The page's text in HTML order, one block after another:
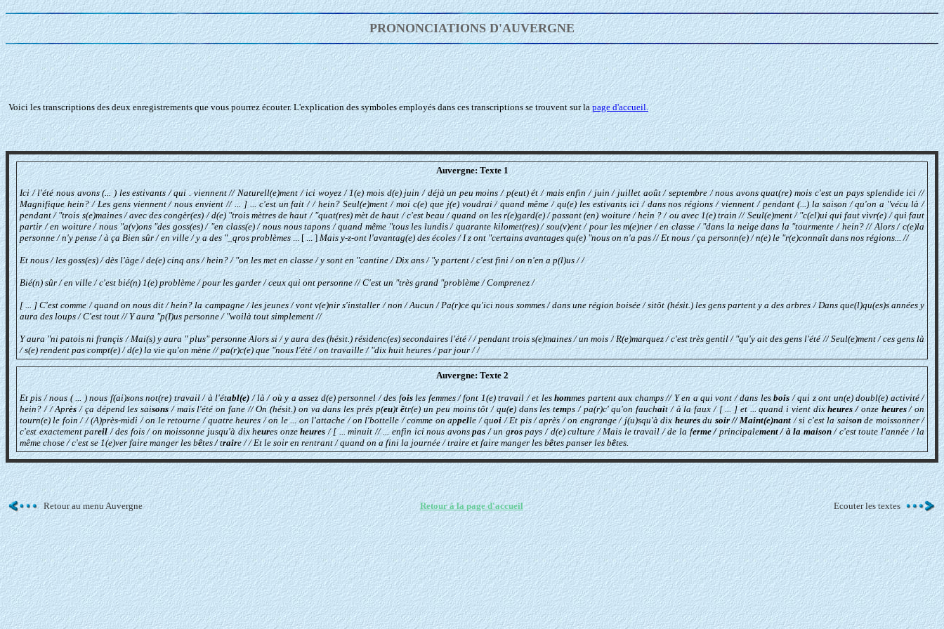
PRONONCIATIONS D'AUVERGNE
Voici les transcriptions des deux enregistrements que vous pourrez écouter. L'explication des symboles employés dans ces transcriptions se trouvent sur lapage d'accueil.
Auvergne: Texte 1
Ici / l'été nous avons (... ) les estivants / qui . viennent // Naturell(e)ment / ici woyez / 1(e) mois d(e) juin / déjà un peu moins / p(eut) ét / mais enfin / juin / juillet août / septembre / nous avons quat(re) mois c'est un pays splendide ici //
Magnifique hein? / Les gens viennent / nous envient // ... ] ... c'est un fait / / hein? Seul(e)ment / moi c(e) que j(e) voudrai / quand même / qu(e) les estivants ici / dans nos régions / viennent / pendant (...) la saison / qu'on a "vécu là /
pendant / "trois s(e)maines / avec des congèr(es) / d(e) "trois mètres de haut / "quat(res) mèt de haut / c'est beau / quand on les r(e)gard(e) / passant (en) woiture / hein ? / ou avec 1(e) train // Seul(e)ment / "c(el)ui qui faut vivr(e) / qui faut
partir / en woiture / nous "a(v)ons "des goss(es) / "en class(e) / nous nous tapons / quand même "tous les lundis / quarante kilomet(res) / sou(v)ent / pour les m(e)ner / en classe / "dans la neige dans la "tourmente / hein? // Alors / c(e)la
personne / n'y pense / à ça Bien sûr / en ville / y a des "_qros problèmes ... [ ... ]Mais y-z-ont l'avantag(e) des écoles / I z ont "certains avantages qu(e) "nous on n'a pas // Et nous / ça personn(e) / n(e) le "r(e)connaît dans nos régions... //
Et nous / les goss(es) / dès l'àge / de(e) cinq ans / hein? / "on les met en classe / y sont en "cantine / Dix ans / "y partent / c'est fini / on n'en a p(l)us / /
Bié(n) sûr / en ville / c'est bié(n) 1(e) problème / pour les garder / ceux qui ont personne // C'est un "très grand "problème / Comprenez /
[ ... ] C'est comme / quand on nous dit / hein? la campagne / les jeunes / vont v(e)nir s'installer / non / Aucun / Pa(r)ce qu'ici nous sommes / dans une région boisée / sitôt (hésit.) les gens partent y a des arbres / Dans que(l)qu(es)s années y
aura des loups / C'est tout // Y aura "p(I)us personne / "woilà tout simplement //
Y aura "ni patois ni françis / Mai(s) y aura " plus" personne Alors si / y aura des (hésit.) résidenc(es) secondaires l'été / / pendant trois s(e)maines / un mois / R(e)marquez / c'est très gentil / "qu'y ait des gens l'été // Seul(e)ment / ces gens là
/ s(e) rendent pas compt(e) / d(e) la vie qu'on mène // pa(r)c(e) que "nous l'été / on travaille / "dix huit heures / par jour / /
Auvergne: Texte 2
Et pis / nous ( ... ) nous f(ai)sons not(re) travail / à l'établ(e)/ là / où y a assez d(e) personnel / des foisles femmes / font 1(e) travail / et leshommes partent aux champs // Y en a qui vont / dans lesbois/ qui z ont un(e) doubl(e) activité /
hein? / / Après/ ça dépend les saisons/ mais l'été on fane // On (hésit.) on va dans les prés p(eu)têtr(e) un peu moins tôt / qu(e) dans les temps / pa(r)c' qu'on fauchait / à la faux / [ ... ] et ... quand i vient dixheures /onzeheures/ on
tourn(e) le foin / / (A)près-midi / on le retourne / quatre heures / on le ... on l'attache / on l'bottelle / comme on appelle / quoi/ Et pis / après / on engrange / j(u)squ'à dixheuresdusoir // Maint(e)nant/ si c'est la saisonde moissonner /
c'est exactement pareil/ des fois / on moissonne jusqu'à dix heures onzeheures/ [ ... minuit // ... enfin ici nous avonspas /un grospays / d(e) culture / Mais le travail / de la ferme /principalement / à la maison/ c'est toute l'année / la
même chose / c'est se 1(e)ver faire manger les bêtes/traire / / Et le soir en rentrant / quand on a fini la journée / traire et faire manger les bêtes panser les bêtes.
Retour au menu Auvergne Retour à la page d'accueil Ecouter les textes